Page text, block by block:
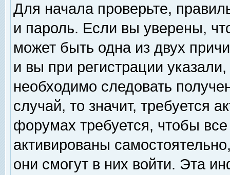
Для начала проверьте,
и пароль. Если вы уверены,
может быть одна из двух
и вы при регистрации
необходимо следовать
случай, то значит, требуется
форумах требуется, чтобы
активированы
они смогут в них войти. Эта